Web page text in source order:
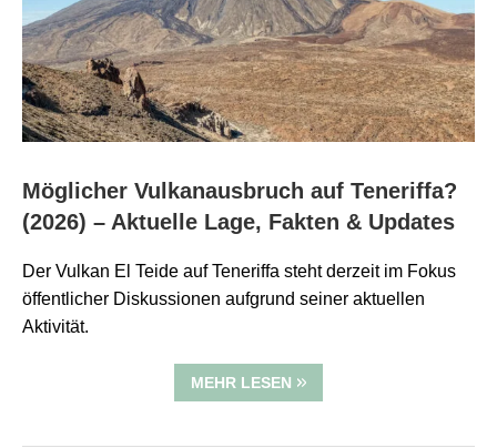
Möglicher Vulkanausbruch auf Teneriffa?
(2026) – Aktuelle Lage, Fakten & Updates
Der Vulkan El Teide auf Teneriffa steht derzeit im Fokus
öffentlicher Diskussionen aufgrund seiner aktuellen
Aktivität.
MEHR LESEN